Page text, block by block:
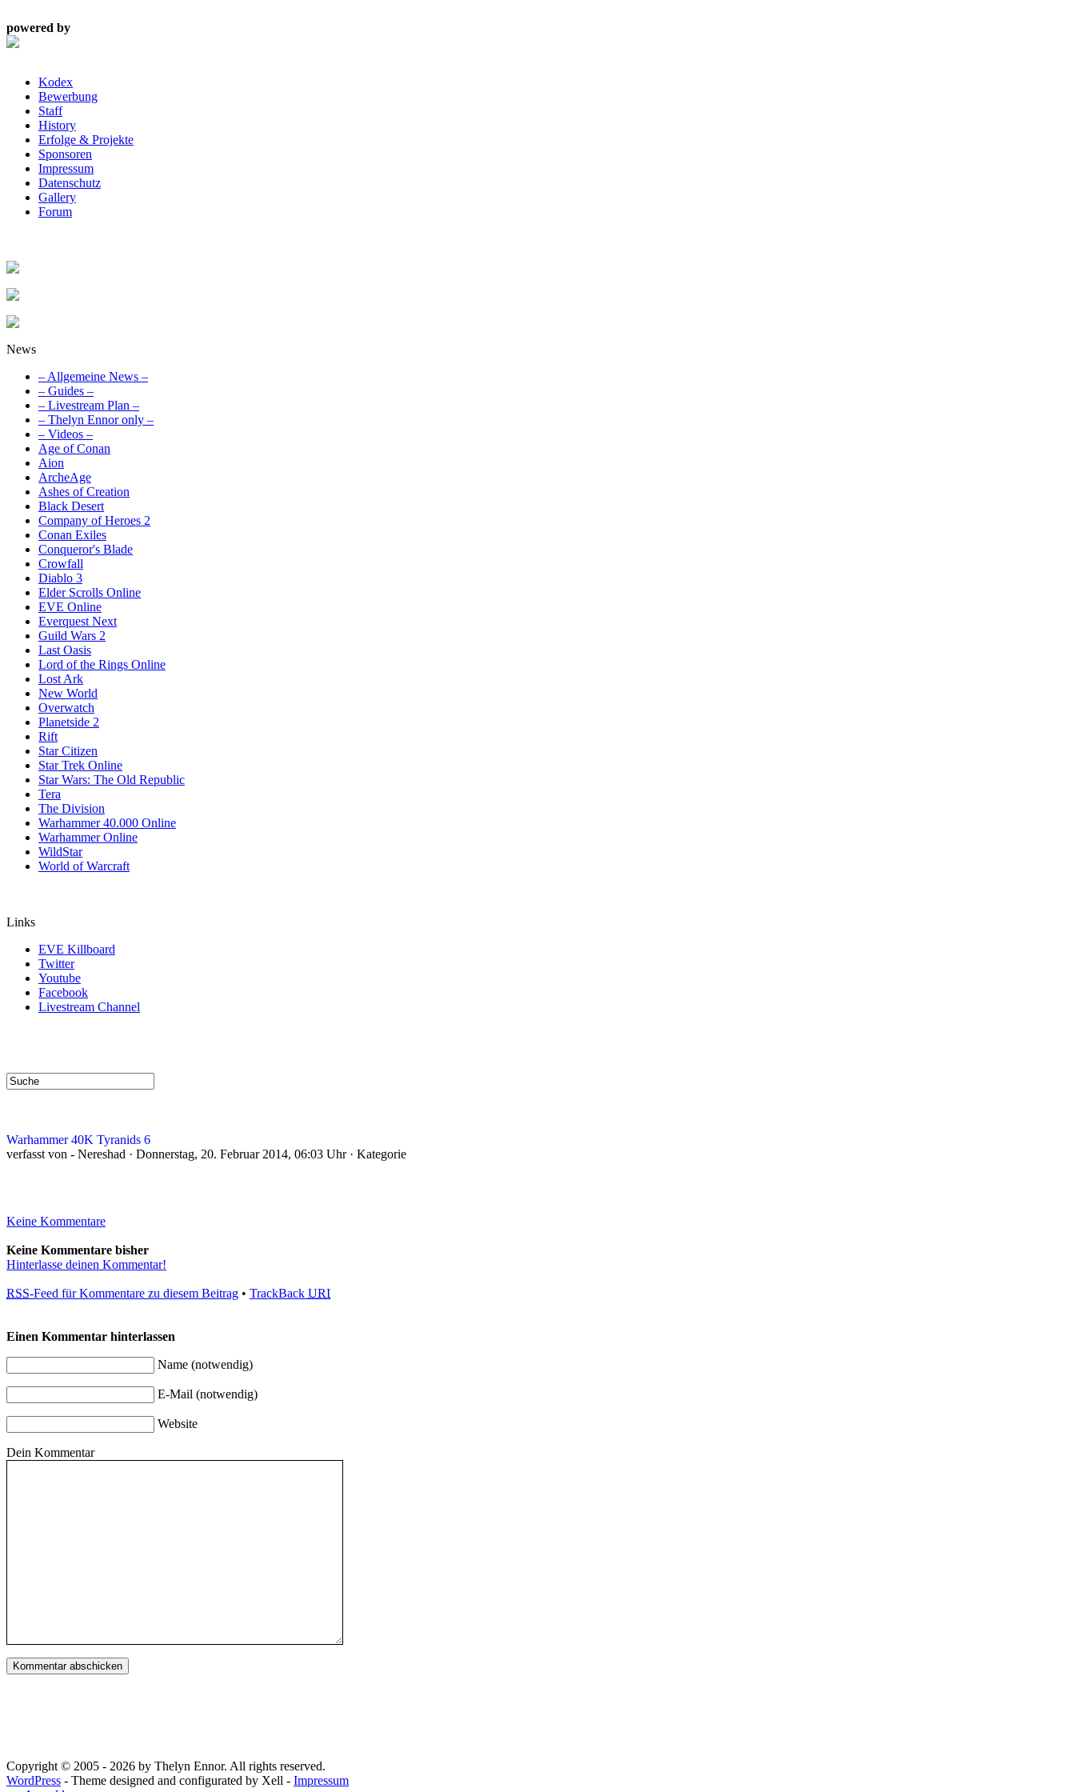
powered by
Kodex
Bewerbung
Staff
History
Erfolge & Projekte
Sponsoren
Impressum
Datenschutz
Gallery
Forum
News
– Allgemeine News –
– Guides –
– Livestream Plan –
– Thelyn Ennor only –
– Videos –
Age of Conan
Aion
ArcheAge
Ashes of Creation
Black Desert
Company of Heroes 2
Conan Exiles
Conqueror's Blade
Crowfall
Diablo 3
Elder Scrolls Online
EVE Online
Everquest Next
Guild Wars 2
Last Oasis
Lord of the Rings Online
Lost Ark
New World
Overwatch
Planetside 2
Rift
Star Citizen
Star Trek Online
Star Wars: The Old Republic
Tera
The Division
Warhammer 40.000 Online
Warhammer Online
WildStar
World of Warcraft
Links
EVE Killboard
Twitter
Youtube
Facebook
Livestream Channel
Warhammer 40K Tyranids 6
verfasst von - Nereshad · Donnerstag, 20. Februar 2014, 06:03 Uhr · Kategorie
Keine Kommentare
Keine Kommentare bisher
Hinterlasse deinen Kommentar!
RSS-Feed für Kommentare zu diesem Beitrag • TrackBack URI
Einen Kommentar hinterlassen
Name (notwendig)
E-Mail (notwendig)
Website
Dein Kommentar
Copyright © 2005 - 2026 by Thelyn Ennor. All rights reserved.
WordPress - Theme designed and configurated by Xell - Impressum